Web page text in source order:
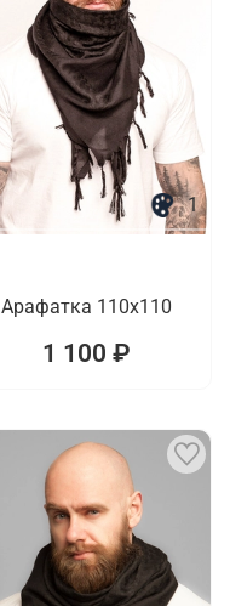
1
Арафатка 110x110
1 100 ₽